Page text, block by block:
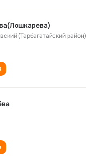
(Тарбагатайский район)